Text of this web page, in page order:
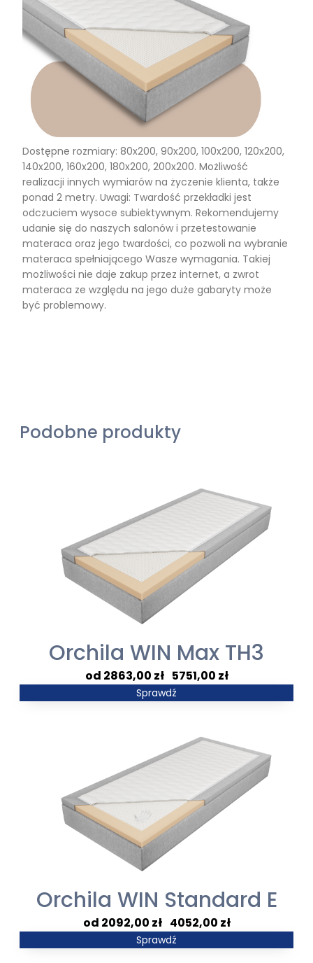
Dostępne rozmiary: 80x200, 90x200, 100x200, 120x200,
140x200, 160x200, 180x200, 200x200. Możliwość
realizacji innych wymiarów na życzenie klienta, także
ponad 2 metry. Uwagi: Twardość przekładki jest
odczuciem wysoce subiektywnym. Rekomendujemy
udanie się do naszych salonów i przetestowanie
materaca oraz jego twardości, co pozwoli na wybranie
materaca spełniającego Wasze wymagania. Takiej
możliwości nie daje zakup przez internet, a zwrot
materaca ze względu na jego duże gabaryty może
być problemowy.
Podobne produkty
Orchila WIN Max TH3
2863,00 zł– 5751,00 zł
Zakres
5751,00 zł
Sprawdź
Orchila WIN Standard E
2092,00 zł– 4052,00 zł
Zakres
Sprawdź